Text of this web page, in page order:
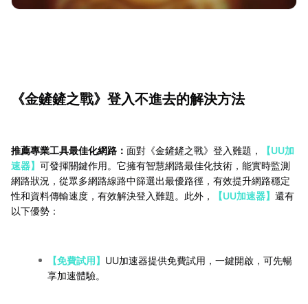
《金鏟鏟之戰》登入不進去的解決方法
推薦專業工具最佳化網路： 面對《金鏟鏟之戰》登入難題，
【UU加
速器】 可發揮關鍵作用。它擁有智慧網路最佳化技術，能實時監測
網路狀況，從眾多網路線路中篩選出最優路徑，有效提升網路穩定
性和資料傳輸速度，有效解決登入難題。此外，
【UU加速器】 還有
以下優勢：
【免費試用】 UU加速器提供免費試用，一鍵開啟，可先暢
享加速體驗。